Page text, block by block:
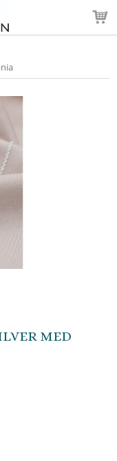
MED